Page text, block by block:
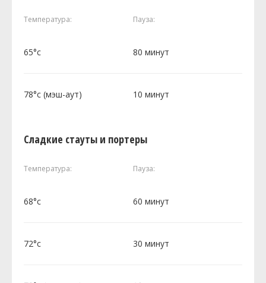
Температура: Пауза:
65°c 80 минут
78°c (мэш-аут) 10 минут
Сладкие стауты и портеры
Температура: Пауза:
68°c 60 минут
72°c 30 минут